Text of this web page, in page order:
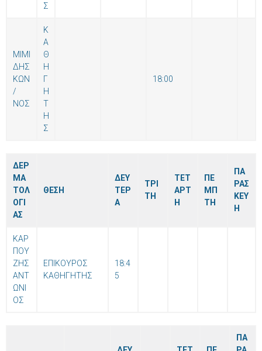
Σ
ΜΙΜΙ
ΔΗΣ
ΚΩΝ
/
ΝΟΣ
Κ
Α
Θ
Η
Γ
Η
Τ
Η
Σ
18:00
ΔΕΡ
ΜΑ
ΤΟΛ
ΟΓΙ
ΑΣ
ΘΕΣΗ
ΔΕΥ
ΤΕΡ
Α
ΤΡΙ
ΤΗ
ΤΕΤ
ΑΡΤ
Η
ΠΕ
ΜΠ
ΤΗ
ΠΑ
ΡΑΣ
ΚΕΥ
Η
ΚΑΡ
ΠΟΥ
ΖΗΣ
ΑΝΤ
ΩΝΙ
ΟΣ
ΕΠΙΚΟΥΡΟΣ
ΚΑΘΗΓΗΤΗΣ
18:4
5
ΠΑ